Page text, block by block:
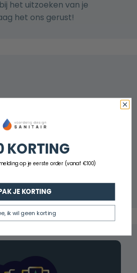
het uitzoeken van je
het ons gerust!
KORTING
op je eerste order (vanaf €100)
JE KORTING
ik wil geen korting